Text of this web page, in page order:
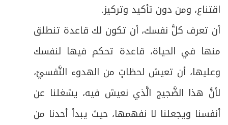
اقتناع، ومن دون تأكيد وتركيز.
أن تعرف كلَّ نفسك، أن تكون لك قاعدة تنطلق
منها في الحياة، قاعدة تحكم فيها لنفسك
وعليها، أن تعيش لحظاتٍ من الهدوء النَّفسيّ،
لأنَّ هذا الضَّجيج الَّذي نعيش فيه، يشغلنا عن
أنفسنا ويجعلنا لا نفهمها، حيث يبدأ أحدنا من